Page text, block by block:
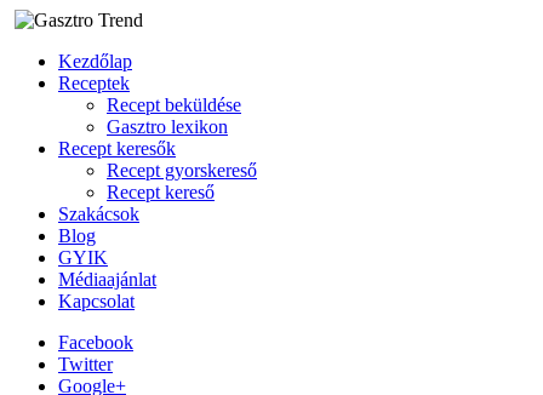
Kezdőlap
Receptek
Recept beküldése
Gasztro lexikon
Recept keresők
Recept gyorskereső
Recept kereső
Szakácsok
Blog
GYIK
Médiaajánlat
Kapcsolat
Facebook
Twitter
Google+